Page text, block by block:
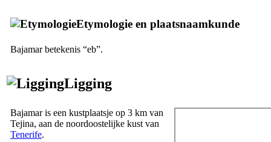
Etymologie en plaatsnaamkunde
Bajamarbetekenis “eb”.
Ligging
Bajamaris een kustplaatsje op 3 km van
Tejina, aan de noordoostelijke kust van
Tenerife.